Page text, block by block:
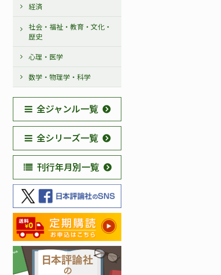
経済
社会・福祉・教育・文化・
歴史
心理・医学
数学・物理学・科学
全ジャンル一覧
全シリーズ一覧
刊行年月別一覧